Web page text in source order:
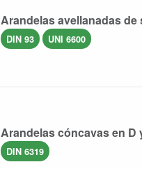
Arandelas avellanadas
DIN 93 UNI 6600
Arandelas cóncavas en D
DIN 6319